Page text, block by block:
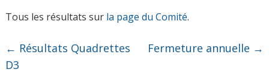
Tous les résultats sur la page du Comité.
← Résultats Quadrettes
D3
Fermeture annuelle →